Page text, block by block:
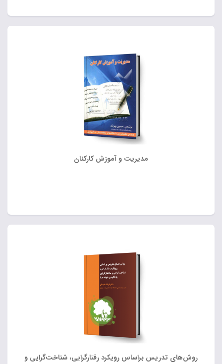
مدیریت و آموزش کارکنان
روش‌های تدریس براساس رویکرد رفتارگرایی، شناخت‌گرایی و